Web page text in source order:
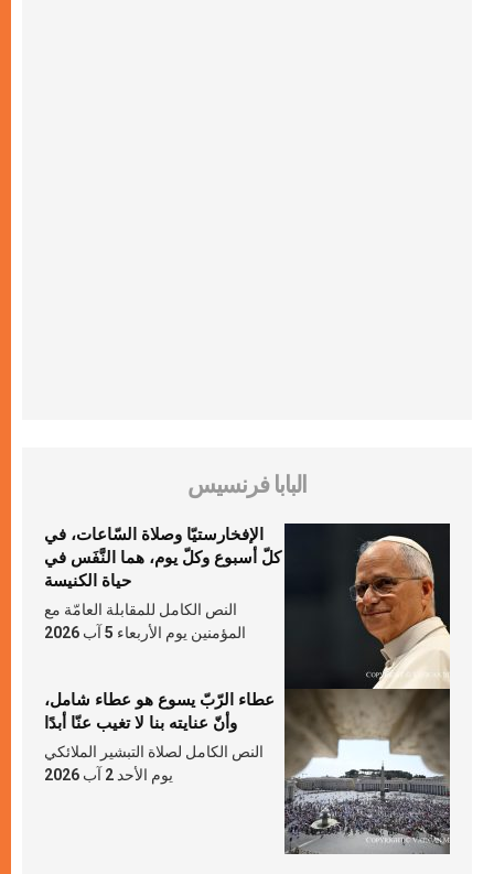
البابا فرنسيس
الإفخارستيّا وصلاة السّاعات، في
كلّ أسبوع وكلّ يوم، هما النَّفَس في
حياة الكنيسة
النص الكامل للمقابلة العامّة مع
المؤمنين يوم الأربعاء 5 آب 2026
عطاء الرّبّ يسوع هو عطاء شامل،
وأنّ عنايته بنا لا تغيب عنّا أبدًا
النص الكامل لصلاة التبشير الملائكي
يوم الأحد 2 آب 2026